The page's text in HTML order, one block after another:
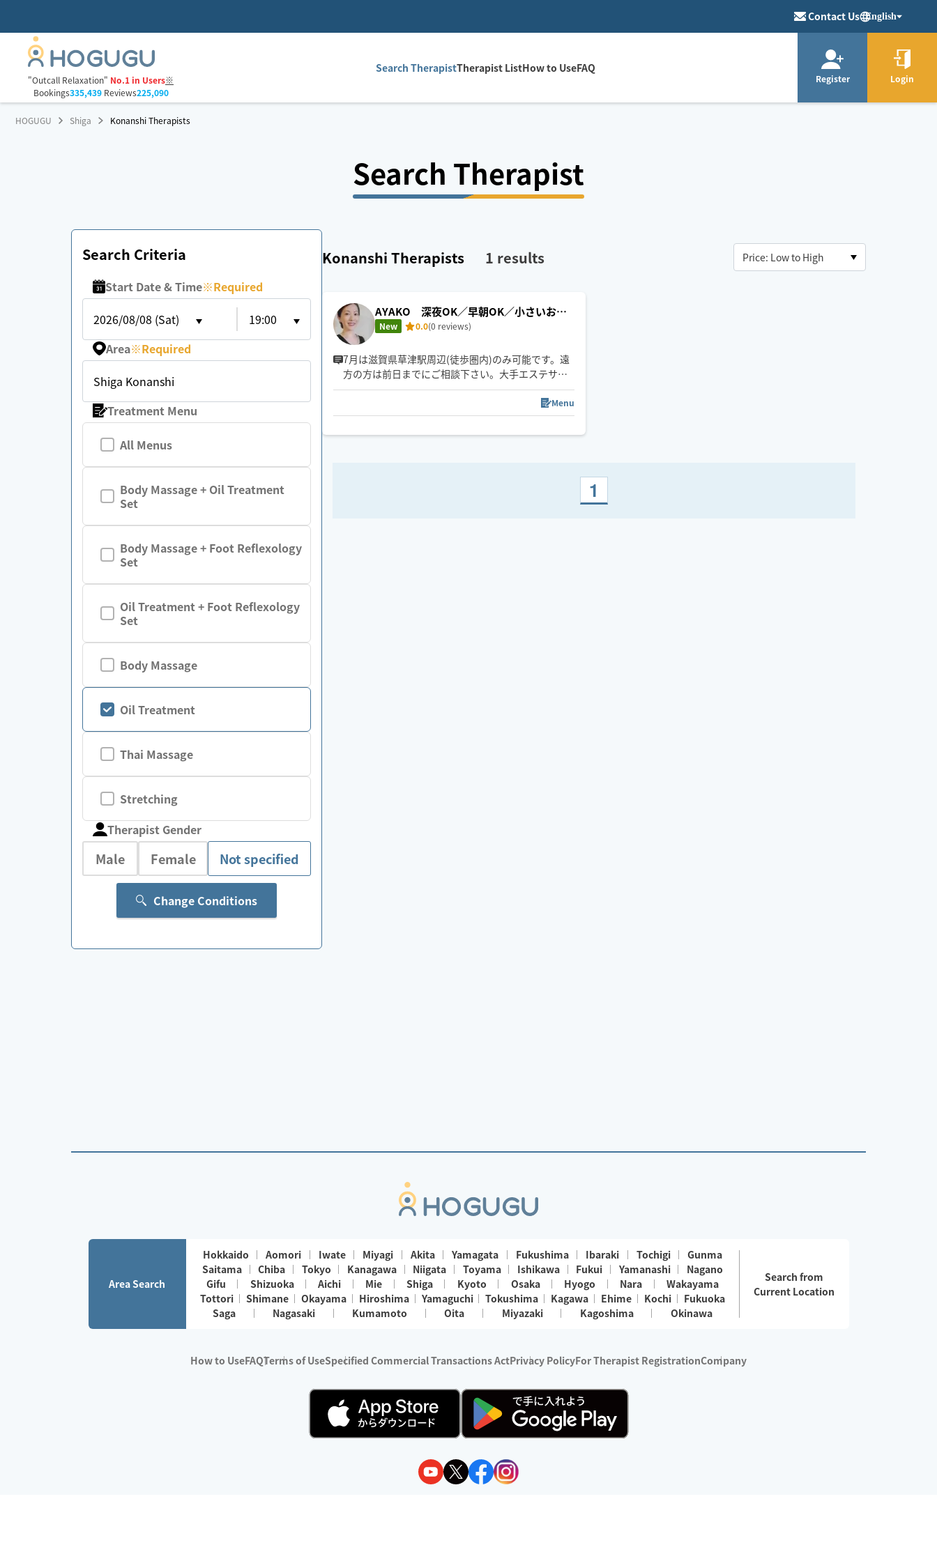
Contact Us English
"Outcall Relaxation" No.1 in Users※
Bookings335,439Reviews225,090
Search TherapistTherapist ListHow to UseFAQ
Register Login
HOGUGU Shiga Konanshi Therapists
Search Therapist
Search Criteria
Start Date & Time※Required
2026/08/08 (Sat)
19:00
Area※Required
Shiga Konanshi
Treatment Menu
All Menus
Body Massage + Oil Treatment
Set
Body Massage + Foot Reflexology
Set
Oil Treatment + Foot Reflexology
Set
Body Massage
Oil Treatment
Thai Massage
Stretching
Therapist Gender
Male Female Not specified
Change Conditions
Konanshi Therapists 1 results
AYAKO 深夜OK／早朝OK／小さいお子
様のいる方大歓迎
New 0.0(0 reviews)
7月は滋賀県草津駅周辺(徒歩圏内)のみ可能です。遠
方の方は前日までにご相談下さい。大手エステサロ
ン勤務後独立。セラピスト20年。産後小さなお子様
がいてサロンに足を運べない方、介護や病気などで
外出できない方、出張やご旅行のお疲れを癒したい
方、色々な方にお役にたてるようHOGUGUに登録し
Menu
1
Area Search
Hokkaido Aomori Iwate Miyagi Akita Yamagata Fukushima Ibaraki Tochigi
Gunma
Saitama
Chiba Tokyo Kanagawa Niigata Toyama Ishikawa Fukui Yamanashi
Nagano
Gifu
Shizuoka Aichi Mie Shiga Kyoto Osaka Hyogo Nara
Wakayama
Tottori
Shimane Okayama Hiroshima Yamaguchi Tokushima Kagawa Ehime Kochi
Fukuoka
Saga
Nagasaki Kumamoto Oita Miyazaki Kagoshima Okinawa
Search from
Current Location
How to UseFAQTerms of UseSpecified Commercial Transactions ActPrivacy PolicyFor Therapist RegistrationCompany